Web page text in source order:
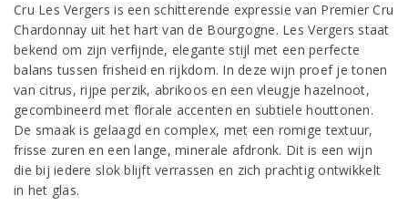
Cru Les Vergers is een schitterende expressie van Premier Cru
Chardonnay uit het hart van de Bourgogne. Les Vergers staat
bekend om zijn verfijnde, elegante stijl met een perfecte
balans tussen frisheid en rijkdom. In deze wijn proef je tonen
van citrus, rijpe perzik, abrikoos en een vleugje hazelnoot,
gecombineerd met florale accenten en subtiele houttonen.
De smaak is gelaagd en complex, met een romige textuur,
frisse zuren en een lange, minerale afdronk. Dit is een wijn
die bij iedere slok blijft verrassen en zich prachtig ontwikkelt
in het glas.